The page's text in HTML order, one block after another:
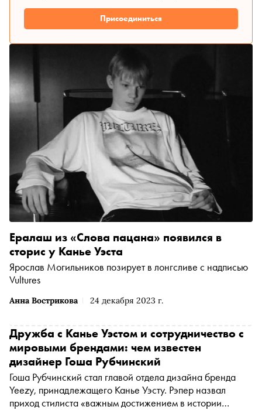
Присоединиться
Анна Вострикова 24 декабря 2023 г.
Ералаш из «Слова пацана» появился в
сторис у Канье Уэста
Ярослав Могильников позирует в лонгсливе с надписью
Vultures
Дружба с Канье Уэстом и сотрудничество с
мировыми брендами: чем известен
дизайнер Гоша Рубчинский
Гоша Рубчинский стал главой отдела дизайна бренда
Yeezy, принадлежащего Канье Уэсту. Рэпер назвал
приход стилиста «важным достижением в истории